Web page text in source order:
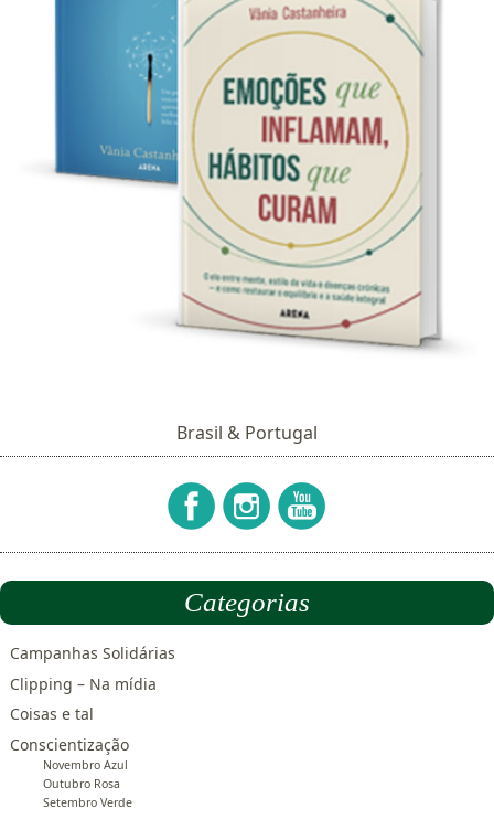
Brasil & Portugal
Categorias
Campanhas Solidárias
Clipping – Na mídia
Coisas e tal
Conscientização
Novembro Azul
Outubro Rosa
Setembro Verde